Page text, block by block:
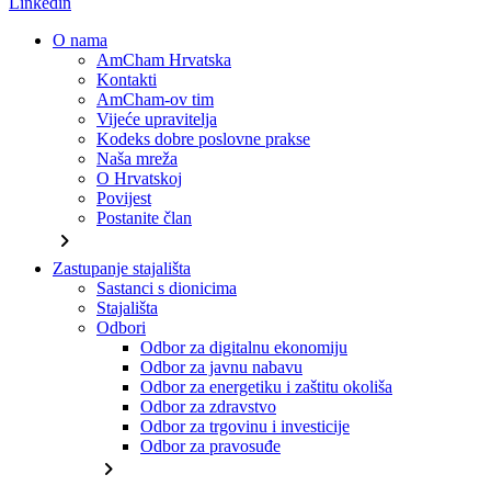
O nama
AmCham Hrvatska
Kontakti
AmCham-ov tim
Vijeće upravitelja
Kodeks dobre poslovne prakse
Naša mreža
O Hrvatskoj
Povijest
Postanite član
chevron_right
Zastupanje stajališta
Sastanci s dionicima
Stajališta
Odbori
Odbor za digitalnu ekonomiju
Odbor za javnu nabavu
Odbor za energetiku i zaštitu okoliša
Odbor za zdravstvo
Odbor za trgovinu i investicije
Odbor za pravosuđe
chevron_right